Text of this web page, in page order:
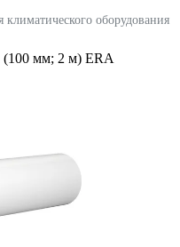
климатического оборудования